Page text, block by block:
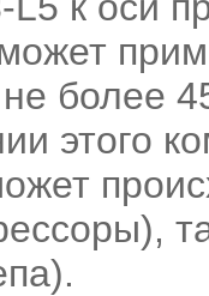
более
этого